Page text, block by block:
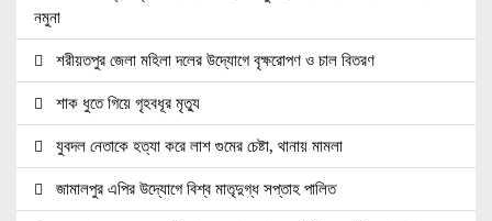
নমুনা
শরীয়তপুর জেলা মহিলা দলের উদ্যোগে বৃক্ষরোপণ ও চাল বিতরণ
শাক ধুতে গিয়ে গৃহবধূর মৃত্যু
যুবদল নেতাকে হত্যা করে লাশ গুমের চেষ্টা, থানায় মামলা
জামালপুর এপির উদ্যোগে বিশ্ব মাতৃদুগ্ধ সপ্তাহ পালিত